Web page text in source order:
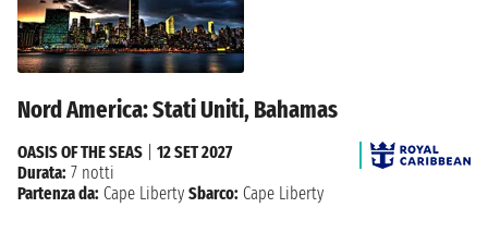
Nord America: Stati Uniti, Bahamas
OASIS OF THE SEAS
12 SET 2027
Durata: 7 notti
Partenza da: Cape Liberty Sbarco: Cape Liberty